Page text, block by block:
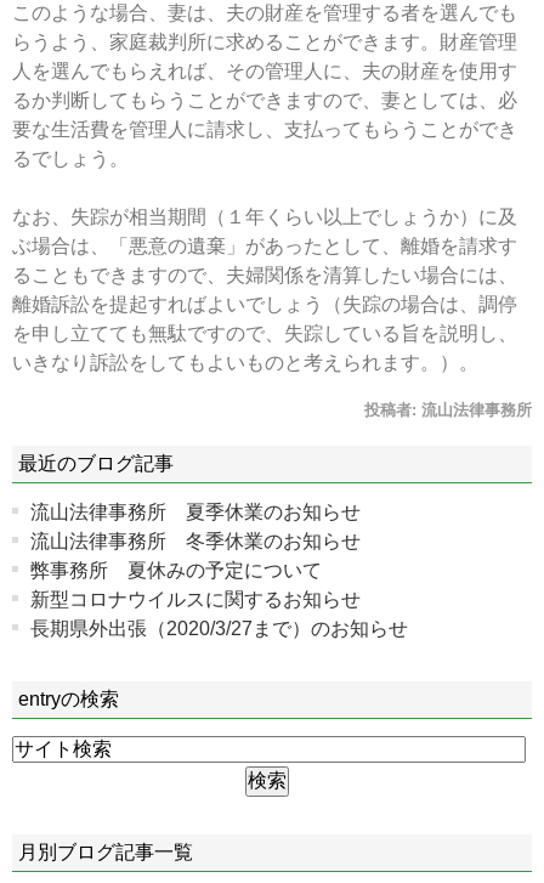
このような場合、妻は、夫の財産を管理する者を選んでも
らうよう、家庭裁判所に求めることができます。財産管理
人を選んでもらえれば、その管理人に、夫の財産を使用す
るか判断してもらうことができますので、妻としては、必
要な生活費を管理人に請求し、支払ってもらうことができ
るでしょう。
なお、失踪が相当期間（１年くらい以上でしょうか）に及
ぶ場合は、「悪意の遺棄」があったとして、離婚を請求す
ることもできますので、夫婦関係を清算したい場合には、
離婚訴訟を提起すればよいでしょう（失踪の場合は、調停
を申し立てても無駄ですので、失踪している旨を説明し、
いきなり訴訟をしてもよいものと考えられます。）。
投稿者: 流山法律事務所
最近のブログ記事
流山法律事務所 夏季休業のお知らせ
流山法律事務所 冬季休業のお知らせ
弊事務所 夏休みの予定について
新型コロナウイルスに関するお知らせ
長期県外出張（2020/3/27まで）のお知らせ
entryの検索
月別ブログ記事一覧